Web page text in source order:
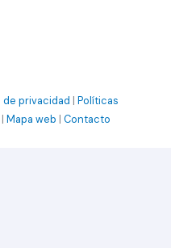
de privacidad | Políticas
| Mapa web | Contacto